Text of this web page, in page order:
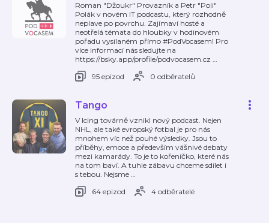
Roman "Džoukr" Provazník a Petr "Poli"
Polák v novém IT podcastu, který rozhodně
neplave po povrchu. Zajímaví hosté a
neotřelá témata do hloubky v hodinovém
pořadu vysílaném přímo #PodVocasem! Pro
více informací nás sledujte na
https://bsky.app/profile/podvocasem.cz …
95 epizod
0 odběratelů
Tango
V Icing továrně vznikl nový podcast. Nejen
NHL, ale také evropský fotbal je pro nás
mnohem víc než pouhé výsledky. Jsou to
příběhy, emoce a především vášnivé debaty
mezi kamarády. To je to kořeníčko, které nás
na tom baví. A tuhle zábavu chceme sdílet i
s tebou. Nejsme …
64 epizod
4 odběratelé